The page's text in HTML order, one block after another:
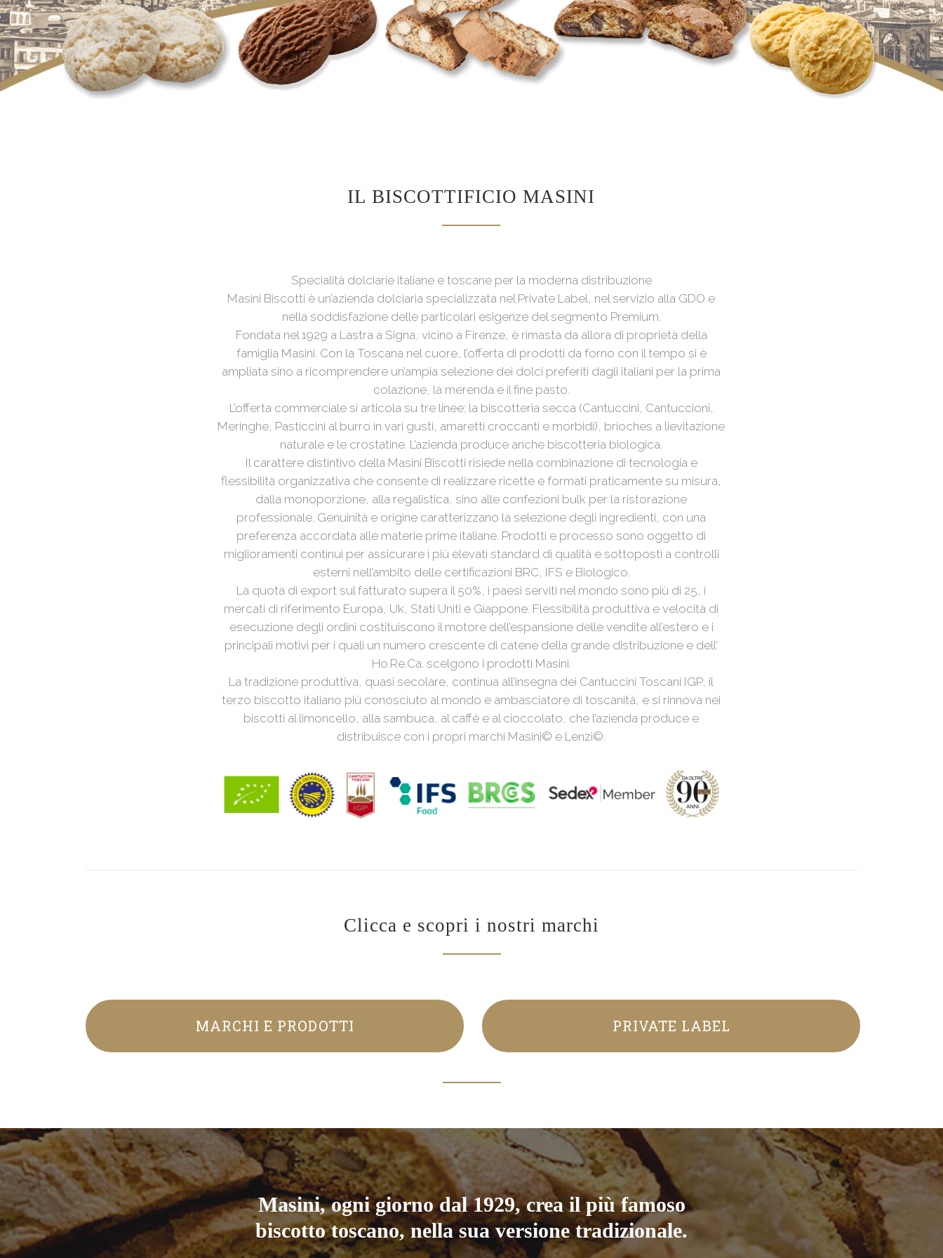
IL BISCOTTIFICIO MASINI
Specialità dolciarie italiane e toscane per la moderna distribuzione
Masini Biscotti è un’azienda dolciaria specializzata nel Private Label, nel servizio alla GDO e
nella soddisfazione delle particolari esigenze del segmento Premium.
Fondata nel 1929 a Lastra a Signa, vicino a Firenze, è rimasta da allora di proprietà della
famiglia Masini. Con la Toscana nel cuore, l’offerta di prodotti da forno con il tempo si è
ampliata sino a ricomprendere un’ampia selezione dei dolci preferiti dagli italiani per la prima
colazione, la merenda e il fine pasto.
L’offerta commerciale si articola su tre linee: la biscotteria secca (Cantuccini, Cantuccioni,
Meringhe, Pasticcini al burro in vari gusti, amaretti croccanti e morbidi), brioches a lievitazione
naturale e le crostatine. L’azienda produce anche biscotteria biologica.
Il carattere distintivo della Masini Biscotti risiede nella combinazione di tecnologia e
flessibilità organizzativa che consente di realizzare ricette e formati praticamente su misura,
dalla monoporzione, alla regalistica, sino alle confezioni bulk per la ristorazione
professionale. Genuinità e origine caratterizzano la selezione degli ingredienti, con una
preferenza accordata alle materie prime italiane. Prodotti e processo sono oggetto di
miglioramenti continui per assicurare i più elevati standard di qualità e sottoposti a controlli
esterni nell’ambito delle certificazioni BRC, IFS e Biologico.
La quota di export sul fatturato supera il 50%, i paesi serviti nel mondo sono più di 25, i
mercati di riferimento Europa, Uk, Stati Uniti e Giappone. Flessibilità produttiva e velocità di
esecuzione degli ordini costituiscono il motore dell’espansione delle vendite all’estero e i
principali motivi per i quali un numero crescente di catene della grande distribuzione e dell’
Ho.Re.Ca. scelgono i prodotti Masini.
La tradizione produttiva, quasi secolare, continua all’insegna dei Cantuccini Toscani IGP, il
terzo biscotto italiano più conosciuto al mondo e ambasciatore di toscanità, e si rinnova nei
biscotti al limoncello, alla sambuca, al caffé e al cioccolato, che l’azienda produce e
distribuisce con i propri marchi Masini© e Lenzi©.
Clicca e scopri i nostri marchi
MARCHI E PRODOTTI PRIVATE LABEL
Masini, ogni giorno dal 1929, crea il più famoso
biscotto toscano, nella sua versione tradizionale.